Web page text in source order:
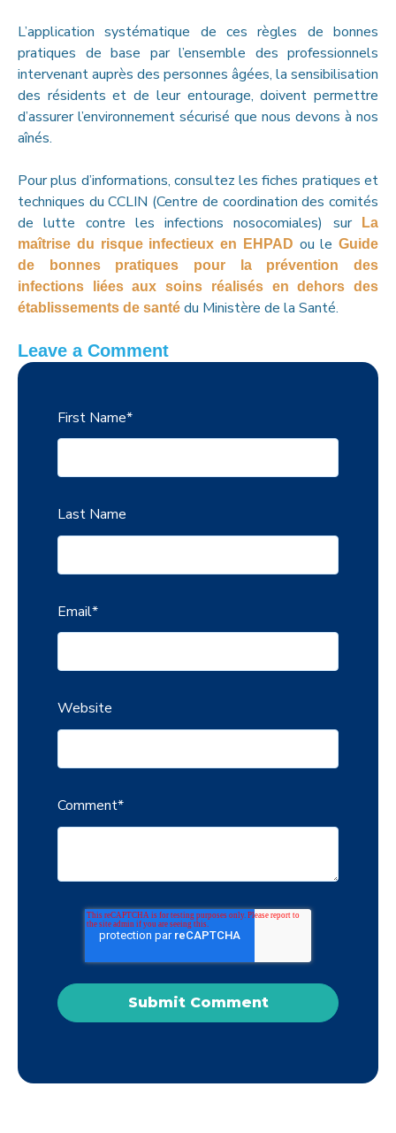
L’application systématique de ces règles de bonnes
pratiques de base par l’ensemble des professionnels
intervenant auprès des personnes âgées, la sensibilisation
des résidents et de leur entourage, doivent permettre
d’assurer l’environnement sécurisé que nous devons à nos
aînés.
Pour plus d’informations, consultez les fiches pratiques et
techniques du CCLIN (Centre de coordination des comités
de lutte contre les infections nosocomiales) sur
La
maîtrise du risque infectieux en EHPAD ou le Guide
de bonnes pratiques pour la prévention des
infections liées aux soins réalisés en dehors des
établissements de santé du Ministère de la Santé.
Leave a Comment
First Name*
Last Name
Email*
Website
Comment*